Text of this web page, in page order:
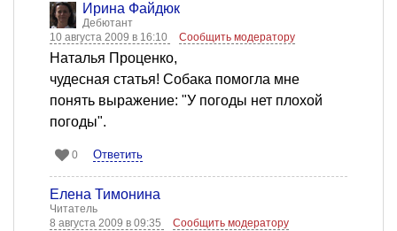
Ирина Файдюк
Дебютант
10 августа 2009 в 16:10
Сообщить модератору
Наталья Проценко,
чудесная статья! Собака помогла мне
понять выражение: "У погоды нет плохой
погоды".
0 Ответить
Елена Тимонина
Читатель
8 августа 2009 в 09:35
Сообщить модератору